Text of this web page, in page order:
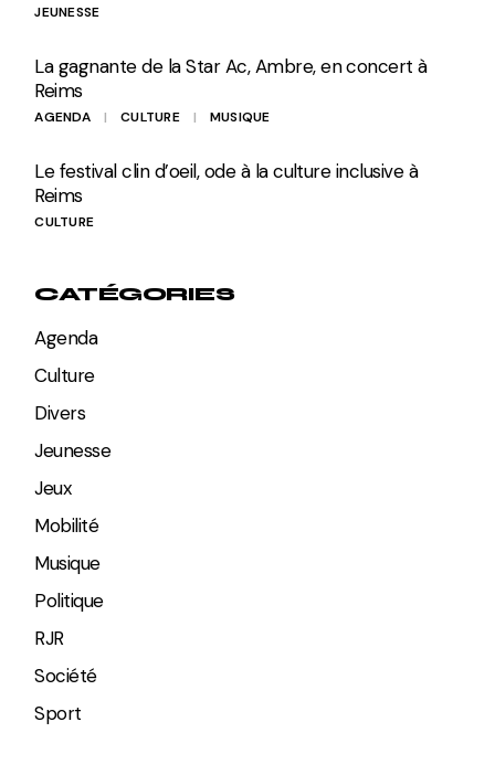
JEUNESSE
La gagnante de la Star Ac, Ambre, en concert à
Reims
AGENDA CULTURE MUSIQUE
Le festival clin d’oeil, ode à la culture inclusive à
Reims
CULTURE
CATÉGORIES
Agenda
Culture
Divers
Jeunesse
Jeux
Mobilité
Musique
Politique
RJR
Société
Sport